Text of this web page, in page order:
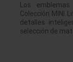
Los
Colección MINI
detalles
selección de